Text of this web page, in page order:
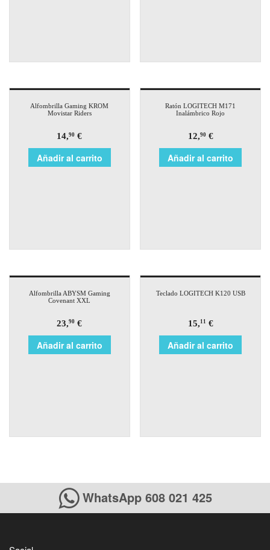
Alfombrilla Gaming KROM
Movistar Riders
14,90 €
Añadir al carrito
Ratón LOGITECH M171
Inalámbrico Rojo
12,90€
Añadir al carrito
Alfombrilla ABYSM Gaming
Covenant XXL
23,90 €
Añadir al carrito
Teclado LOGITECH K120 USB
15,11 €
Añadir al carrito
WhatsApp 608 021 425